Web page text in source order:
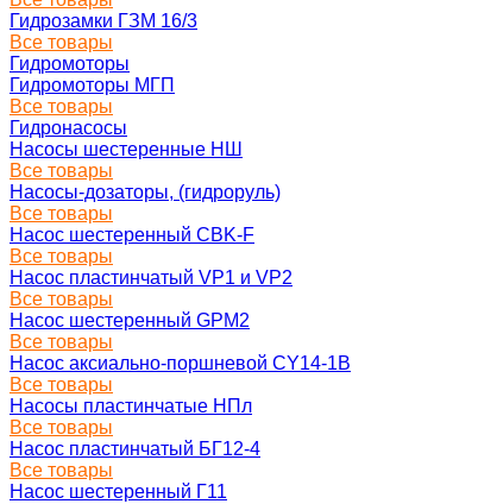
Гидрозамки ГЗМ 16/3
Все товары
Гидромоторы
Гидромоторы МГП
Все товары
Гидронасосы
Насосы шестеренные НШ
Все товары
Насосы-дозаторы, (гидроруль)
Все товары
Насос шестеренный CBK-F
Все товары
Насос пластинчатый VP1 и VP2
Все товары
Насос шестеренный GPM2
Все товары
Насос аксиально-поршневой CY14-1B
Все товары
Насосы пластинчатые НПл
Все товары
Насос пластинчатый БГ12-4
Все товары
Насос шестеренный Г11